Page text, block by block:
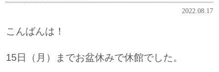
2022.08.17
こんばんは！
15日（月）までお盆休みで休館でした。